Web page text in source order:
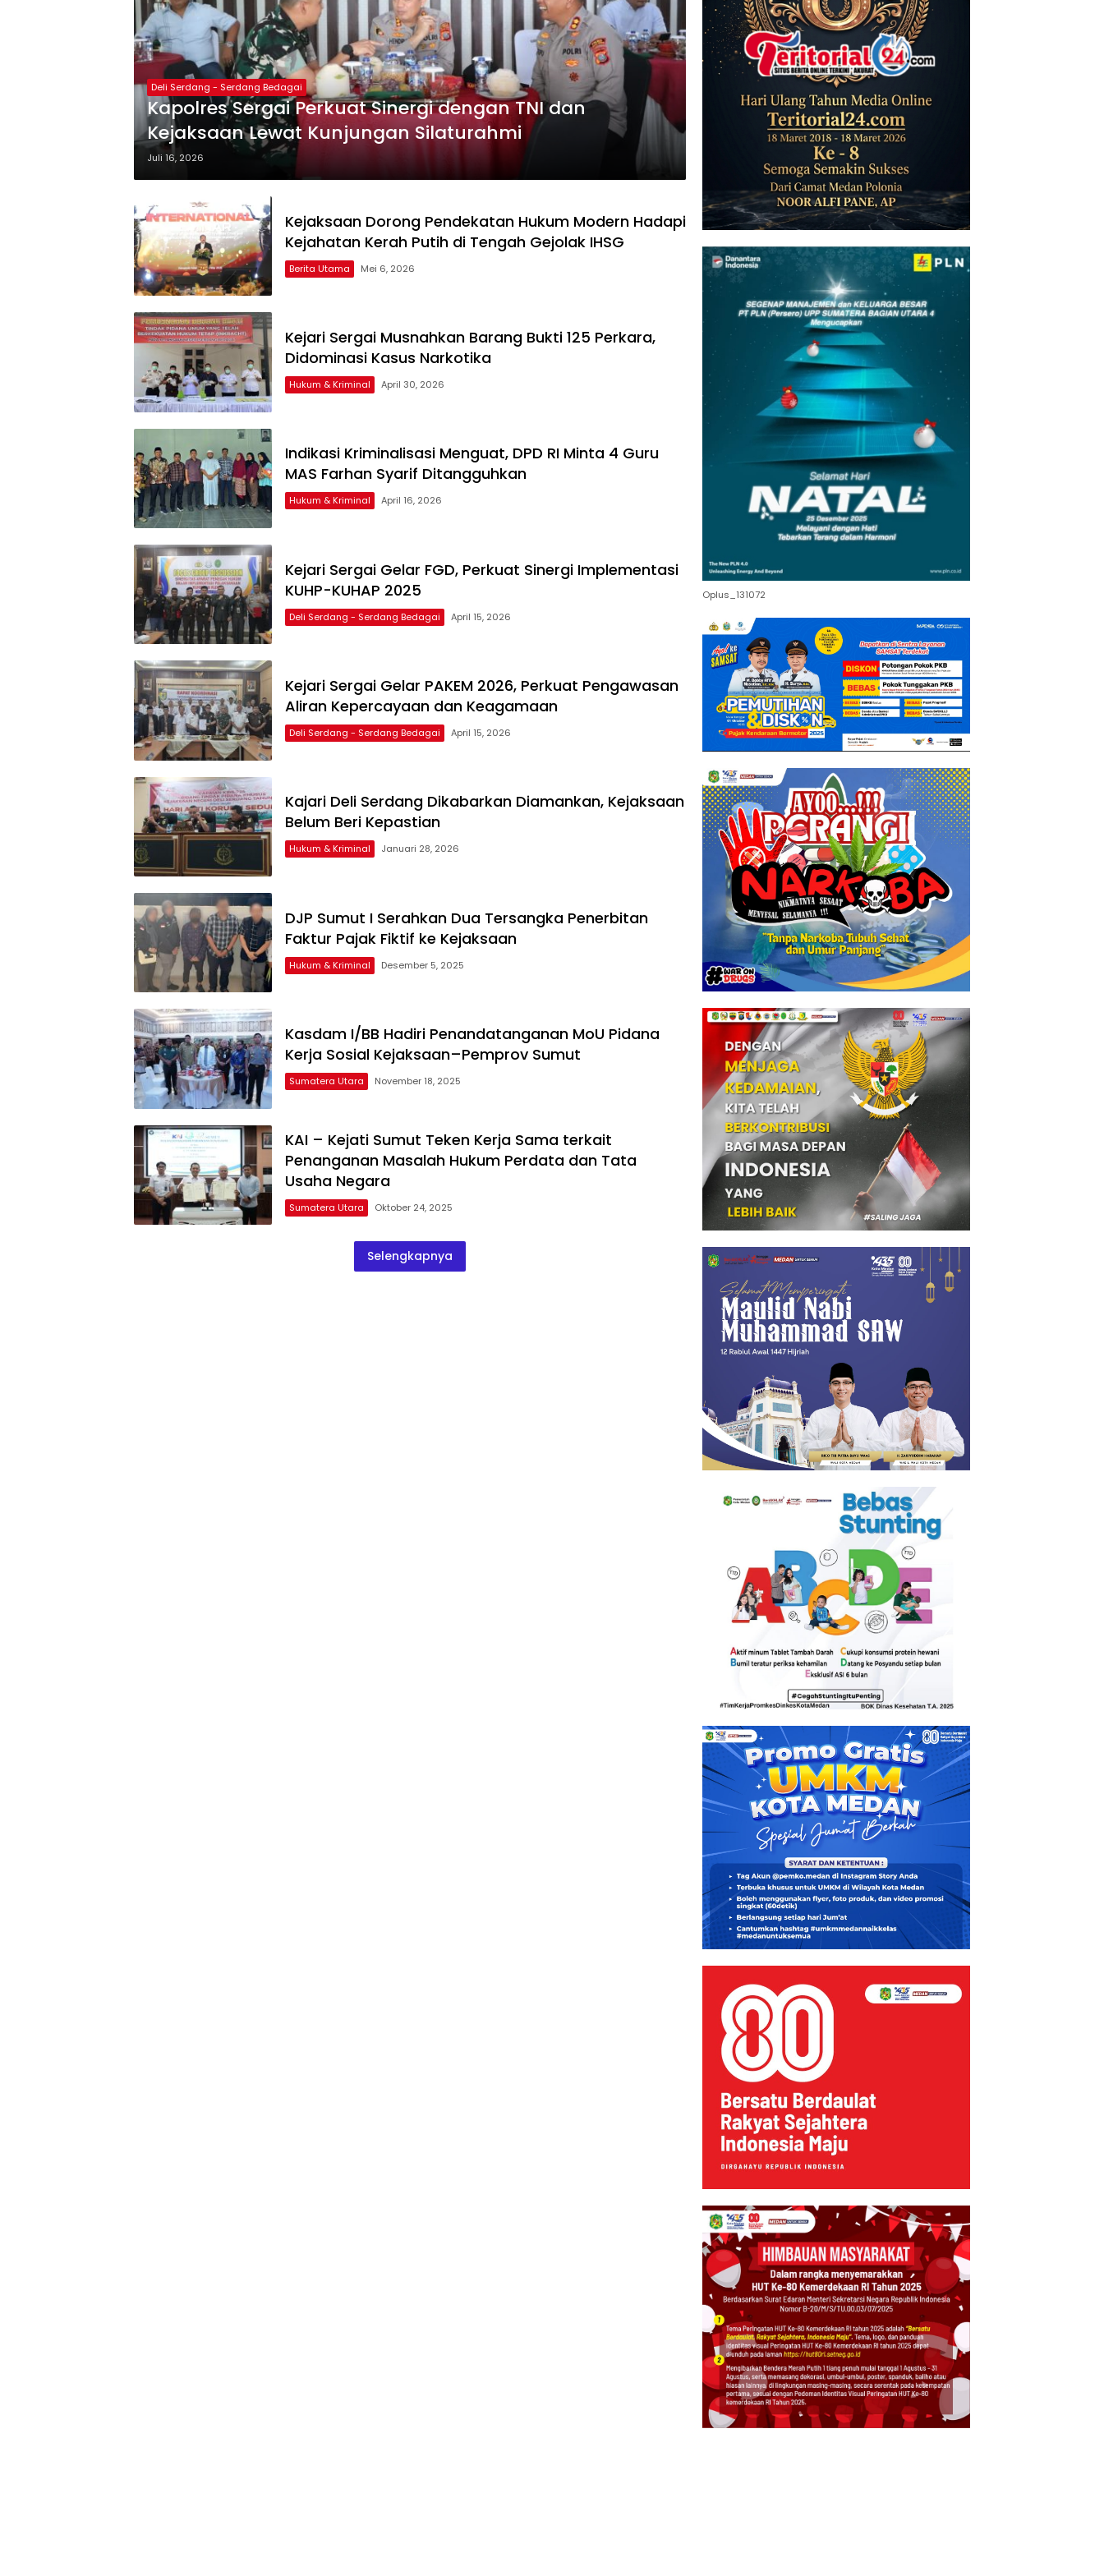
Deli Serdang - Serdang Bedagai
Kapolres Sergai Perkuat Sinergi dengan TNI dan
Kejaksaan Lewat Kunjungan Silaturahmi
Juli 16, 2026
Kejaksaan Dorong Pendekatan Hukum Modern Hadapi
Kejahatan Kerah Putih di Tengah Gejolak IHSG
Berita Utama Mei 6, 2026
Kejari Sergai Musnahkan Barang Bukti 125 Perkara,
Didominasi Kasus Narkotika
Hukum & Kriminal April 30, 2026
Indikasi Kriminalisasi Menguat, DPD RI Minta 4 Guru
MAS Farhan Syarif Ditangguhkan
Hukum & Kriminal April 16, 2026
Kejari Sergai Gelar FGD, Perkuat Sinergi Implementasi
KUHP-KUHAP 2025
Deli Serdang - Serdang Bedagai April 15, 2026
Kejari Sergai Gelar PAKEM 2026, Perkuat Pengawasan
Aliran Kepercayaan dan Keagamaan
Deli Serdang - Serdang Bedagai April 15, 2026
Kajari Deli Serdang Dikabarkan Diamankan, Kejaksaan
Belum Beri Kepastian
Hukum & Kriminal Januari 28, 2026
DJP Sumut I Serahkan Dua Tersangka Penerbitan
Faktur Pajak Fiktif ke Kejaksaan
Hukum & Kriminal Desember 5, 2025
Kasdam I/BB Hadiri Penandatanganan MoU Pidana
Kerja Sosial Kejaksaan–Pemprov Sumut
Sumatera Utara November 18, 2025
KAI – Kejati Sumut Teken Kerja Sama terkait
Penanganan Masalah Hukum Perdata dan Tata
Usaha Negara
Sumatera Utara Oktober 24, 2025
Selengkapnya
Oplus_131072